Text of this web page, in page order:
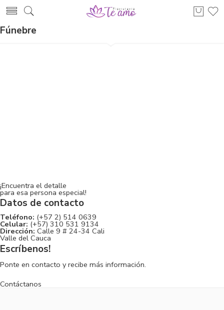
Fúnebre
¡Encuentra el detalle
para esa persona especial!
Datos de contacto
Teléfono: (+57 2) 514 0639
Celular: (+57) 310 531 9134
Dirección: Calle 9 # 24-34 Cali
Valle del Cauca
Escríbenos!
Ponte en contacto y recibe más información.
Contáctanos